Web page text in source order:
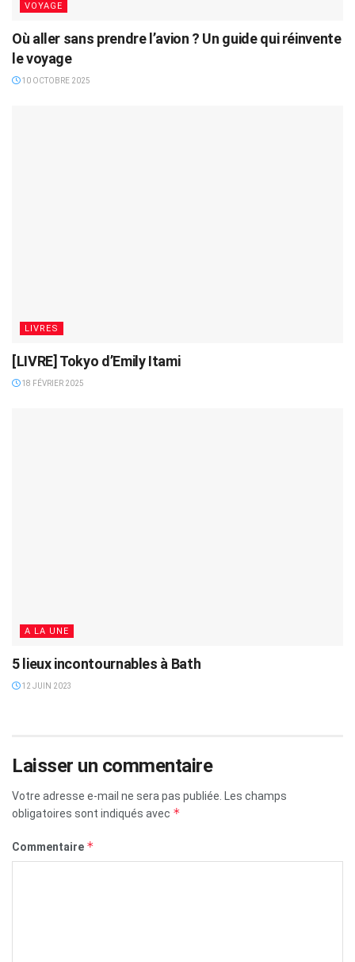
VOYAGE
Où aller sans prendre l’avion ? Un guide qui réinvente
le voyage
10 OCTOBRE 2025
LIVRES
[LIVRE] Tokyo d’Emily Itami
18 FÉVRIER 2025
A LA UNE
5 lieux incontournables à Bath
12 JUIN 2023
Laisser un commentaire
Votre adresse e-mail ne sera pas publiée.
Les champs
obligatoires sont indiqués avec *
Commentaire *